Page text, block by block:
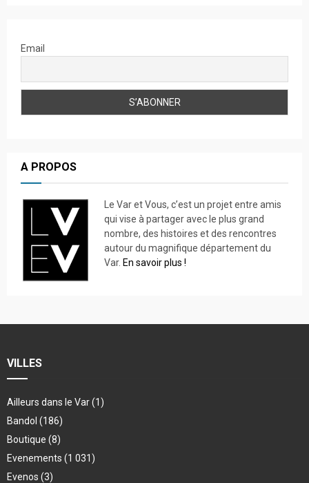
Email
A PROPOS
Le Var et Vous, c’est un projet entre amis
qui vise à partager avec le plus grand
nombre, des histoires et des rencontres
autour du magnifique département du
Var. En savoir plus !
VILLES
Ailleurs dans le Var(1)
Bandol (186)
Boutique (8)
Evenements (1 031)
Evenos (3)